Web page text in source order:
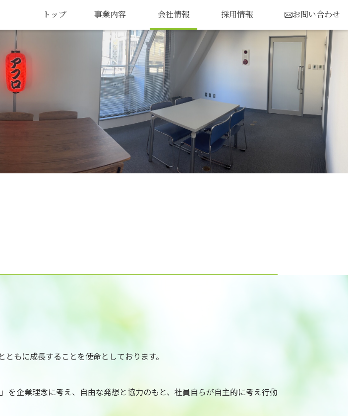
トップ 事業内容 会社情報 採用情報 お問い合わせ
もに成長することを使命としております。
企業理念に考え、自由な発想と協力のもと、社員自らが自主的に考え行動